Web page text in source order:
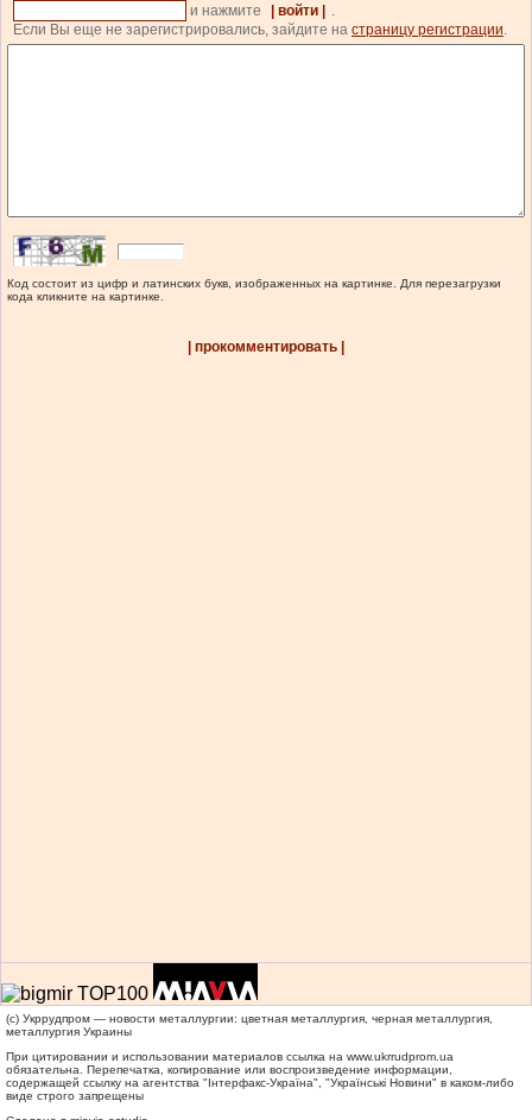
и нажмите
| войти |
.
Если Вы еще не зарегистрировались, зайдите на страницу регистрации.
Код состоит из цифр и латинских букв, изображенных на картинке. Для перезагрузки
кода кликните на картинке.
| прокомментировать |
(c) Укррудпром — новости металлургии: цветная металлургия, черная металлургия,
металлургия Украины
При цитировании и использовании материалов ссылка на www.ukrrudprom.ua
обязательна. Перепечатка, копирование или воспроизведение информации,
содержащей ссылку на агентства "Iнтерфакс-Україна", "Українськi Новини" в каком-либо
виде строго запрещены